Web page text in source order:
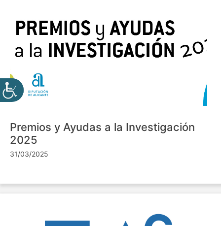
Premios y Ayudas a la Investigación
2025
31/03/2025